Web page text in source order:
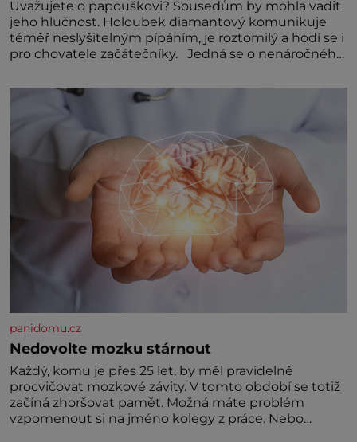
Uvažujete o papouškovi? Sousedům by mohla vadit
jeho hlučnost. Holoubek diamantový komunikuje
téměř neslyšitelným pípáním, je roztomilý a hodí se i
pro chovatele začátečníky. Jedná se o nenáročného
Hodně času tráví na zemi, kde sbírá zbytky semínek
Jeho domovinou je prakticky celá Austrálie s
výjimkou pobřežní oblasti.
panidomu.cz
Nedovolte mozku stárnout
Každý, komu je přes 25 let, by měl pravidelně
procvičovat mozkové závity. V tomto období se totiž
začíná zhoršovat paměť. Možná máte problém
vzpomenout si na jméno kolegy z práce. Nebo